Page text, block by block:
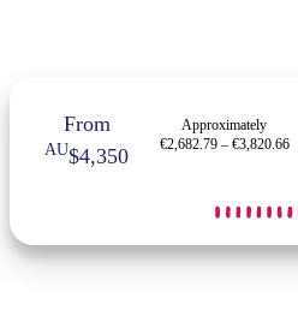
From
AU$4,350
Approximately
€2,682.79 – €3,820.66